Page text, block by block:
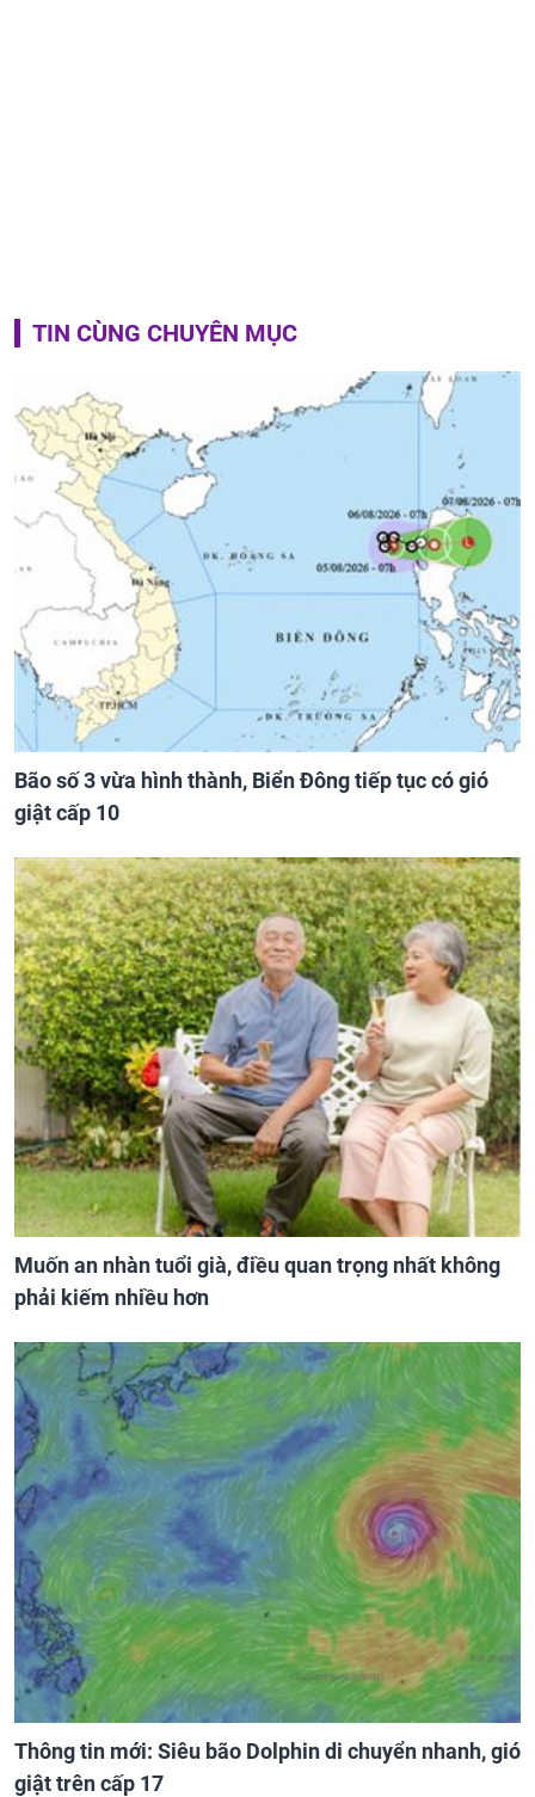
TIN CÙNG CHUYÊN MỤC
Bão số 3 vừa hình thành, Biển Đông tiếp tục có gió
giật cấp 10
Muốn an nhàn tuổi già, điều quan trọng nhất không
phải kiếm nhiều hơn
Thông tin mới: Siêu bão Dolphin di chuyển nhanh, gió
giật trên cấp 17